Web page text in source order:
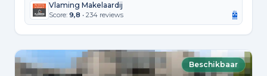
Vlaming Makelaardij
Score: 9,8 • 234 reviews
Beschikbaar